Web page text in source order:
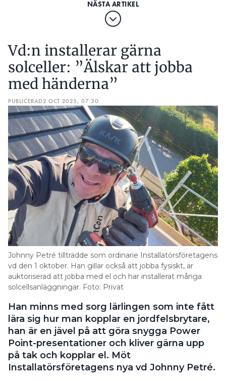
Vd:n installerar gärna
solceller: ”Älskar att jobba
med händerna”
PUBLICERAD2 OCT 2025, 07:30
Johnny Petré tillträdde som ordinarie Installatörsföretagens
vd den 1 oktober. Han gillar också att jobba fysiskt, är
auktoriserad att jobba med el och har installerat många
solcellsanläggningar. Foto: Privat
Han minns med sorg lärlingen som inte fått
lära sig hur man kopplar en jordfelsbrytare,
han är en jävel på att göra snygga Power
Point-presentationer och kliver gärna upp
på tak och kopplar el. Möt
Installatörsföretagens nya vd Johnny Petré.